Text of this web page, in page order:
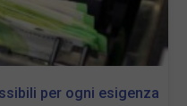
per ogni esigenza